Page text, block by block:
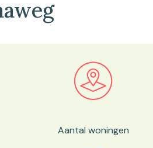
Bekijk in onze kaartviewer
Aantal woningen